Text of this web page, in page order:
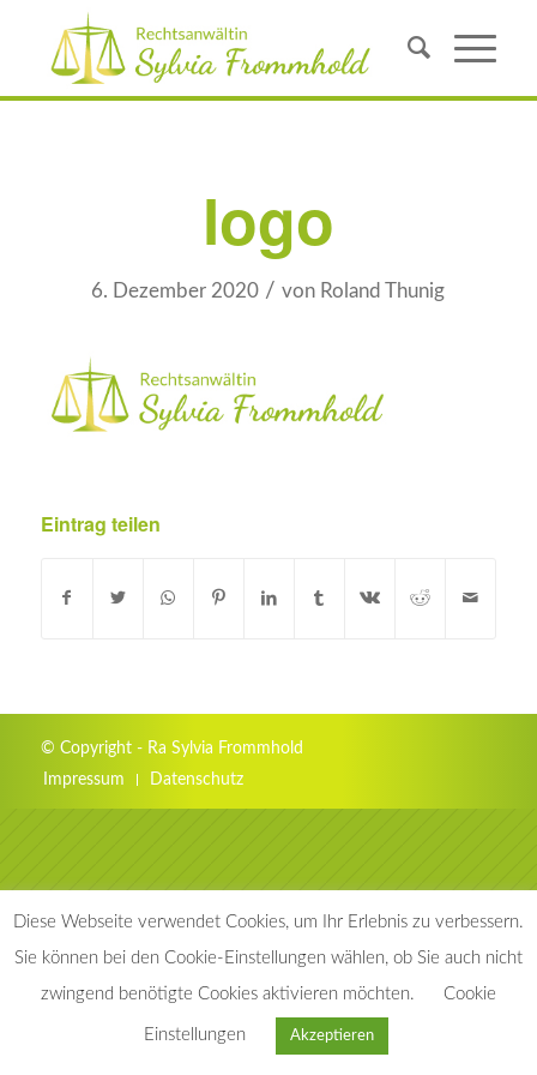
logo
6. Dezember 2020 / von Roland Thunig
Eintrag teilen
© Copyright - Ra Sylvia Frommhold
Impressum
Datenschutz
Diese Webseite verwendet Cookies, um Ihr Erlebnis zu verbessern.
Sie können bei den Cookie-Einstellungen wählen, ob Sie auch nicht
zwingend benötigte Cookies aktivieren möchten.
Cookie
Einstellungen Akzeptieren
030 39 10 54 70